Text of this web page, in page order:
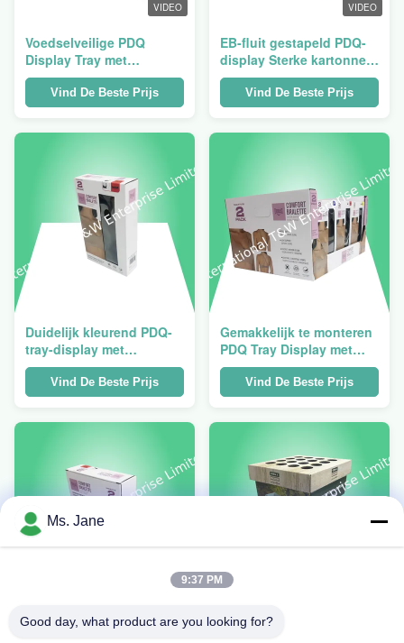
VIDEO
Voedselveilige PDQ
Display Tray met
voorgelijmde pop-up
constructie en 4 of 6-
compartiment
configuraties voor
Vind De Beste Prijs
VIDEO
EB-fluit gestapeld PDQ-
display Sterke kartonnen
diensten
Vind De Beste Prijs
Duidelijk kleurend PDQ-
tray-display met
gemakkelijke montage en
1 jaar garantie voor
detailhandel
Vind De Beste Prijs
Gemakkelijk te monteren
PDQ Tray Display met
glanzende afwerking en
12 X 8 X 4 inch
afmetingen voor
detailhandel
Vind De Beste Prijs
12 x 8 x 4 inch PDQ-tread
Glanzend afgewerkte
Ms. Jane
9:37 PM
Good day, what product are you looking for?